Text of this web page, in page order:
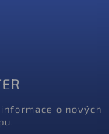
o nových